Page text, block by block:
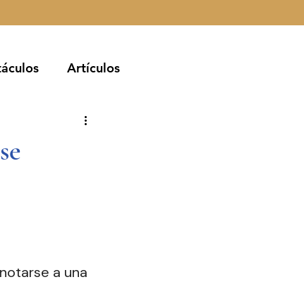
Artículos
a una